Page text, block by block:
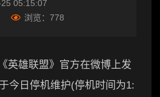
05:15:07
浏览： 778
雄联盟》官方在微博上发
今日停机维护(停机时间为1: